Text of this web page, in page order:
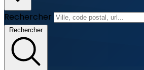
Rechercher
Rechercher